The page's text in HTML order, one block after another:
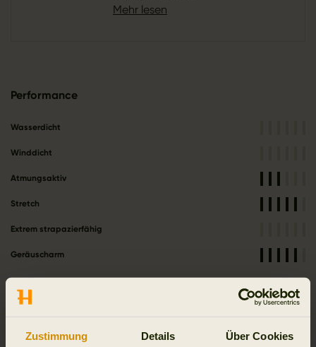
Zustimmung Details Über Cookies
Mehr lesen
Performance
Wasserdicht
Winddicht
Atmungsaktiv
Stretch
Extrem strapazierfähig
Geräuscharm